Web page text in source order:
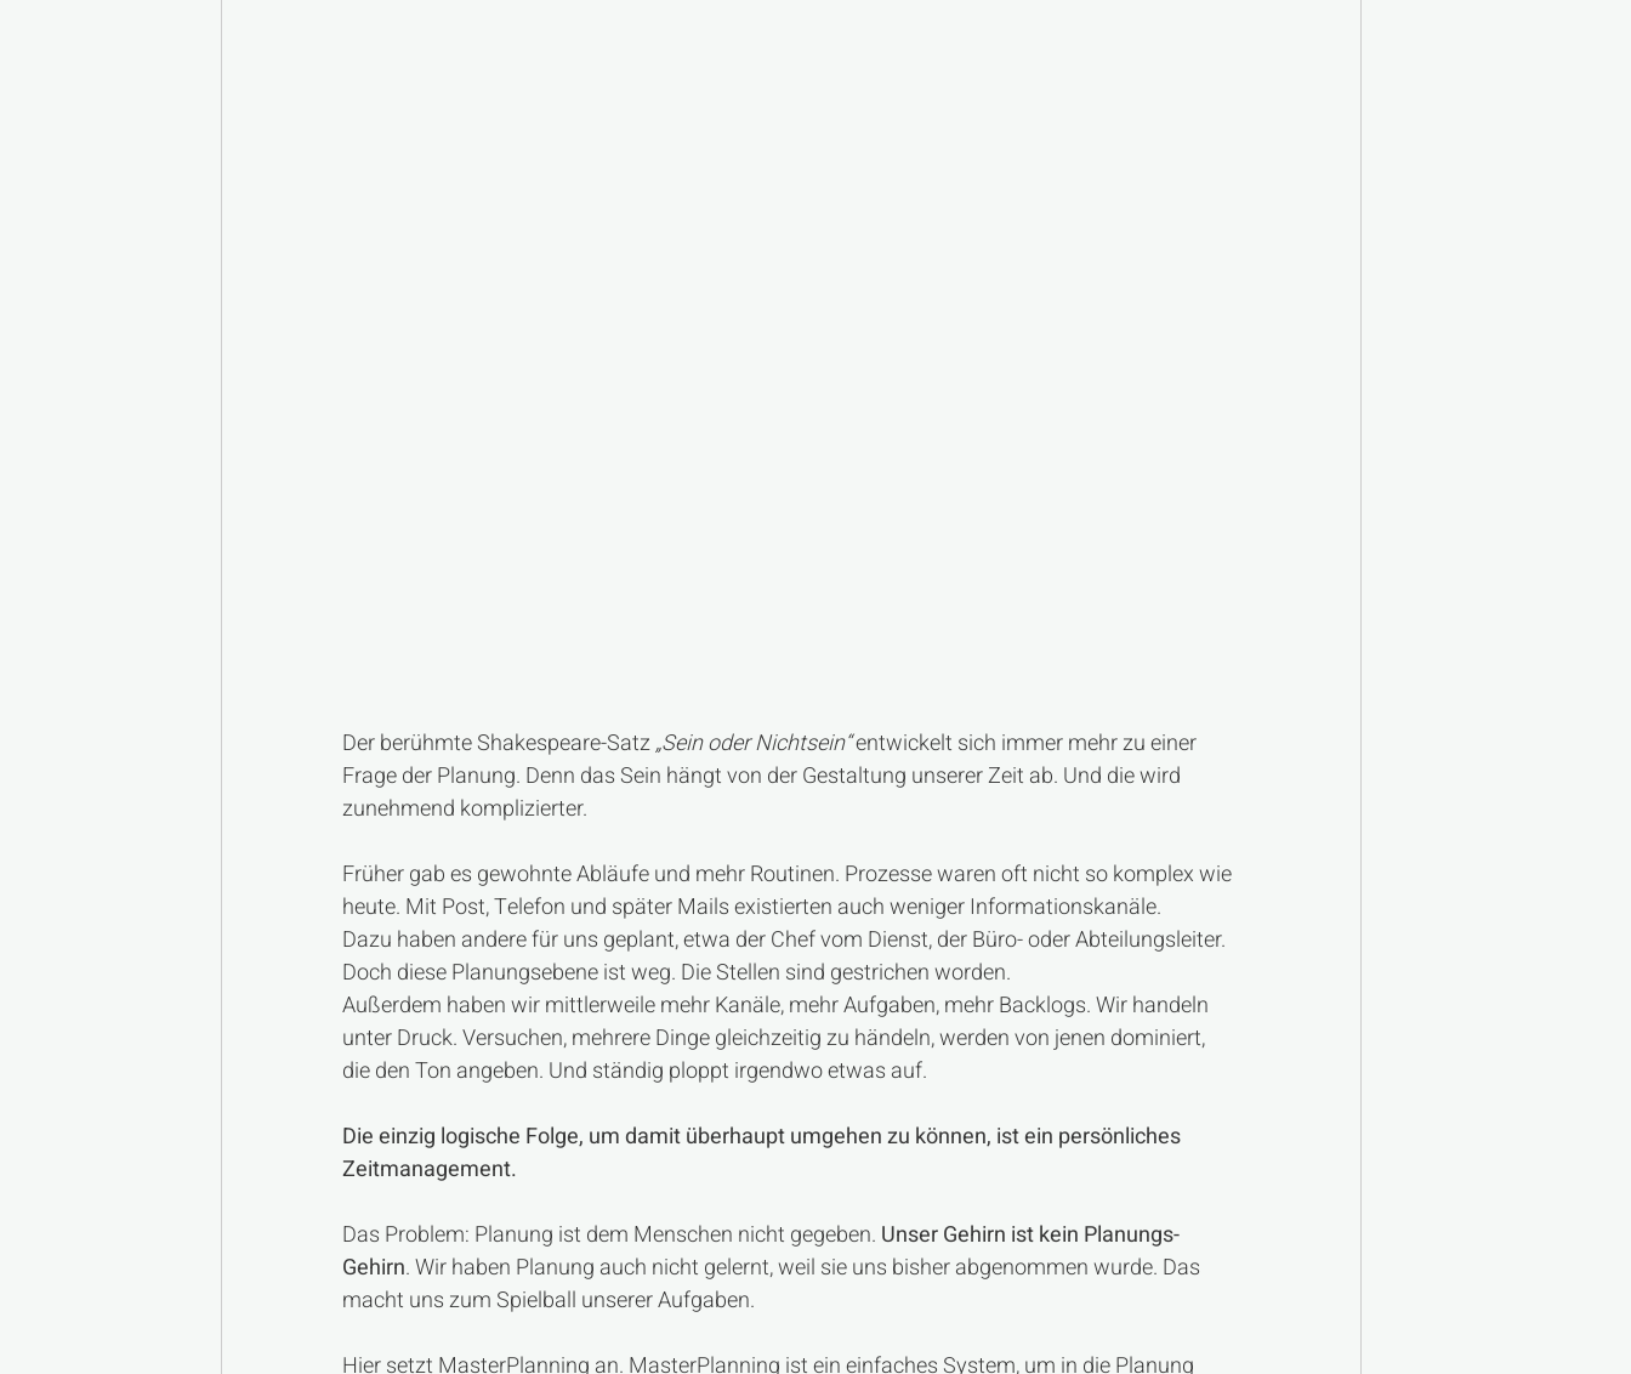
Der berühmte Shakespeare-Satz „Sein oder Nichtsein“ entwickelt sich immer mehr zu einer
Frage der Planung. Denn das Sein hängt von der Gestaltung unserer Zeit ab. Und die wird
zunehmend komplizierter.
Früher gab es gewohnte Abläufe und mehr Routinen. Prozesse waren oft nicht so komplex wie
heute. Mit Post, Telefon und später Mails existierten auch weniger Informationskanäle.
Dazu haben andere für uns geplant, etwa der Chef vom Dienst, der Büro- oder Abteilungsleiter.
Doch diese Planungsebene ist weg. Die Stellen sind gestrichen worden.
Außerdem haben wir mittlerweile mehr Kanäle, mehr Aufgaben, mehr Backlogs. Wir handeln
unter Druck. Versuchen, mehrere Dinge gleichzeitig zu händeln, werden von jenen dominiert,
die den Ton angeben. Und ständig ploppt irgendwo etwas auf.
Die einzig logische Folge, um damit überhaupt umgehen zu können, ist ein persönliches
Zeitmanagement.
Das Problem: Planung ist dem Menschen nicht gegeben. Unser Gehirn ist kein Planungs-
Gehirn. Wir haben Planung auch nicht gelernt, weil sie uns bisher abgenommen wurde. Das
macht uns zum Spielball unserer Aufgaben.
Hier setzt MasterPlanning an. MasterPlanning ist ein einfaches System, um in die Planung